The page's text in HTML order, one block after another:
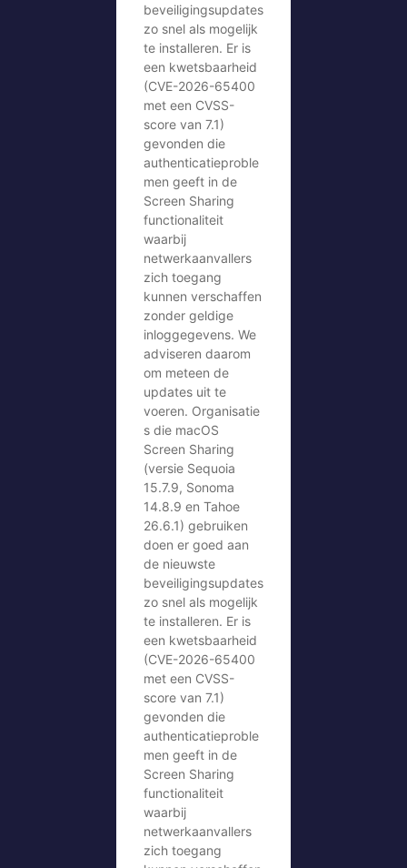
beveiligingsupdates
zo snel als mogelijk
te installeren. Er is
een kwetsbaarheid
(CVE-2026-65400
met een CVSS-
score van 7.1)
gevonden die
authenticatieproble
men geeft in de
Screen Sharing
functionaliteit
waarbij
netwerkaanvallers
zich toegang
kunnen verschaffen
zonder geldige
inloggegevens. We
adviseren daarom
om meteen de
updates uit te
voeren. Organisatie
s die macOS
Screen Sharing
(versie Sequoia
15.7.9, Sonoma
14.8.9 en Tahoe
26.6.1) gebruiken
doen er goed aan
de nieuwste
beveiligingsupdates
zo snel als mogelijk
te installeren. Er is
een kwetsbaarheid
(CVE-2026-65400
met een CVSS-
score van 7.1)
gevonden die
authenticatieproble
men geeft in de
Screen Sharing
functionaliteit
waarbij
netwerkaanvallers
zich toegang